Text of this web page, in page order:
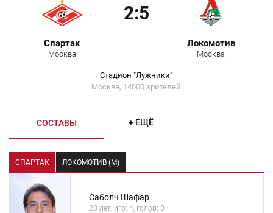
Спартак
Москва
2:5
Локомотив
Москва
Стадион "Лужники"
Москва, 14000 зрителей
СОСТАВЫ + ЕЩЁ
СПАРТАК ЛОКОМОТИВ (М)
Саболч Шафар
28 лет, игр: 4, голов: 0